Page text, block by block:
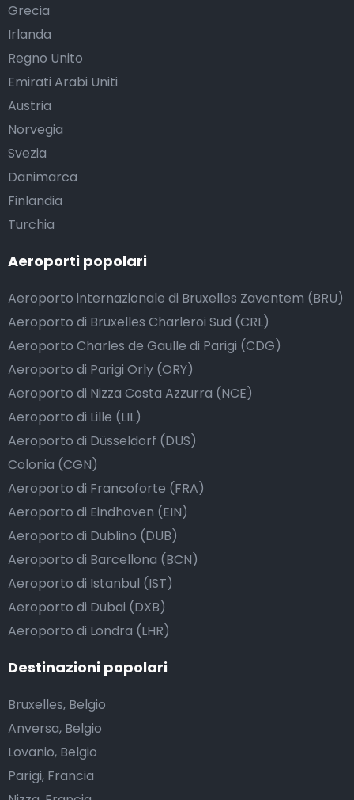
Grecia
Irlanda
Regno Unito
Emirati Arabi Uniti
Austria
Norvegia
Svezia
Danimarca
Finlandia
Turchia
Aeroporti popolari
Aeroporto internazionale di Bruxelles Zaventem (BRU)
Aeroporto di Bruxelles Charleroi Sud (CRL)
Aeroporto Charles de Gaulle di Parigi (CDG)
Aeroporto di Parigi Orly (ORY)
Aeroporto di Nizza Costa Azzurra (NCE)
Aeroporto di Lille (LIL)
Aeroporto di Düsseldorf (DUS)
Colonia (CGN)
Aeroporto di Francoforte (FRA)
Aeroporto di Eindhoven (EIN)
Aeroporto di Dublino (DUB)
Aeroporto di Barcellona (BCN)
Aeroporto di Istanbul (IST)
Aeroporto di Dubai (DXB)
Aeroporto di Londra (LHR)
Destinazioni popolari
Bruxelles, Belgio
Anversa, Belgio
Lovanio, Belgio
Parigi, Francia